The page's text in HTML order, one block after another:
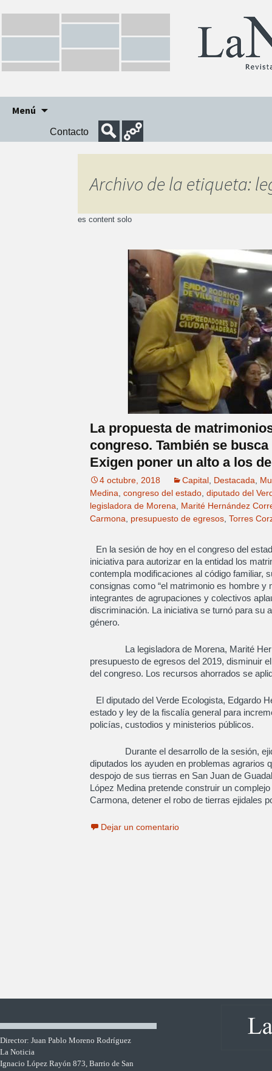
Menú
contenido
Contacto
Archivo de la etiqueta:
es content solo
La propuesta de
congreso. También se
Exigen poner un alto a los
4 octubre, 2018 Capital Destacada
Medina congreso del estado diputado del
legisladora de Morena
Marité Hernández
Carmona
presupuesto de egresos Torres
En la sesión de hoy en el congreso del
iniciativa para autorizar en la entidad los
contempla modificaciones al código familiar,
consignas como “el matrimonio es hombre
integrantes de agrupaciones y colectivos
discriminación. La iniciativa se turnó para su
género.
La legisladora de Morena, Marité
presupuesto de egresos del 2019, disminuir
del congreso. Los recursos ahorrados se
El diputado del Verde Ecologista, Edgardo
estado y ley de la fiscalía general para
policías, custodios y ministerios públicos.
Durante el desarrollo de la sesión,
diputados los ayuden en problemas agrarios
despojo de sus tierras en San Juan de
López Medina pretende construir un
Carmona, detener el robo de tierras ejidales
Dejar un comentario
Director: Juan Pablo Moreno Rodríguez
La Noticia
Ignacio López Rayón 873, Barrio de San